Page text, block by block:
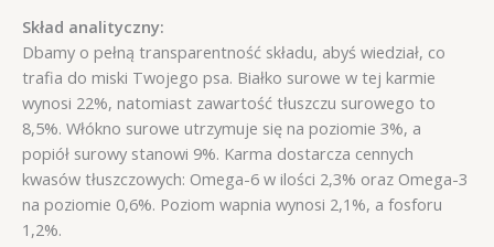
Skład analityczny:
Dbamy o pełną transparentność składu, abyś wiedział, co
trafia do miski Twojego psa. Białko surowe w tej karmie
wynosi 22%, natomiast zawartość tłuszczu surowego to
8,5%. Włókno surowe utrzymuje się na poziomie 3%, a
popiół surowy stanowi 9%. Karma dostarcza cennych
kwasów tłuszczowych: Omega-6 w ilości 2,3% oraz Omega-3
na poziomie 0,6%. Poziom wapnia wynosi 2,1%, a fosforu
1,2%.